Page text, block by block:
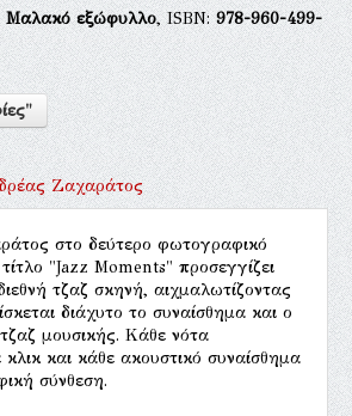
Μαλακό εξώφυλλο, ISBN:978-960-499-
Ζαχαράτος
στο δεύτερο φωτογραφικό
"Jazz Moments" προσεγγίζει
τζαζ σκηνή, αιχμαλωτίζοντας
διάχυτο το συναίσθημα και ο
μουσικής. Κάθε νότα
και κάθε ακουστικό συναίσθημα
σύνθεση.